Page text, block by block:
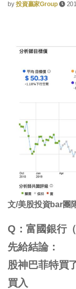
by 投資贏家Group
文/美股投資bar團
Q：富國銀行
先給結論：
股神巴菲特買
買入